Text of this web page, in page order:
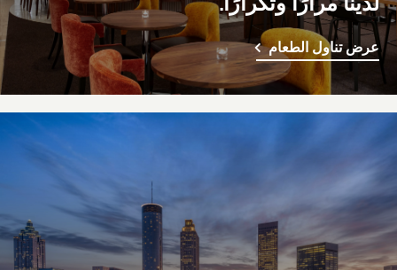
لدينا مرارًا وتكرارًا.
عرض تناول الطعام